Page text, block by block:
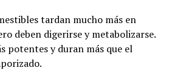
tardan mucho más en
deben digerirse y metabolizarse.
potentes y duran más que el